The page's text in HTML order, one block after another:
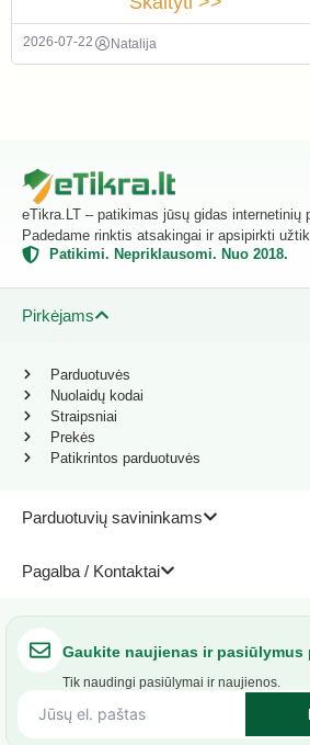
2026-07-22 Natalija
eTikra.LT – patikimas jūsų gidas internetinių
Padedame rinktis atsakingai ir apsipirkti
Patikimi. Nepriklausomi. Nuo 2018.
Pirkėjams
Parduotuvių savininkams
Pagalba / Kontaktai
Parduotuvės
Nuolaidų kodai
Straipsniai
Prekės
Patikrintos parduotuvės
Gaukite naujienas ir pasiūlymus
Tik naudingi pasiūlymai ir naujienos.